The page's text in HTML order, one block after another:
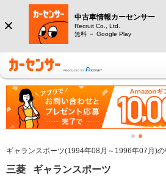
中古車情報カーセンサー
Recruit Co., Ltd.
無料 － Google Play
ギャランスポーツ(1994年08月～1996年07月)
三菱 ギャランスポーツ